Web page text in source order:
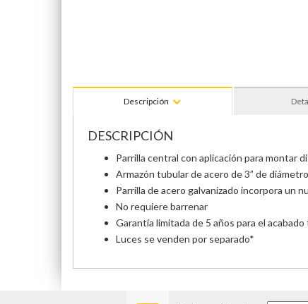
Descripción
DESCRIPCIÓN
Parrilla central con aplicación para montar
Armazón tubular de acero de 3” de diámetro
Parrilla de acero galvanizado incorpora un
No requiere barrenar
Garantía limitada de 5 años para el
Luces se venden por separado*